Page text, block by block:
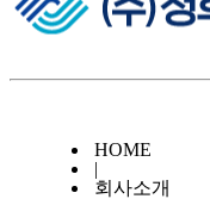
HOME
|
회사소개